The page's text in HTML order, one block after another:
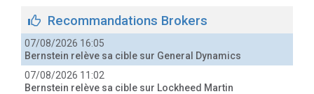
Recommandations Brokers
07/08/2026 16:05
Bernstein relève sa cible sur General Dynamics
07/08/2026 11:02
Bernstein relève sa cible sur Lockheed Martin